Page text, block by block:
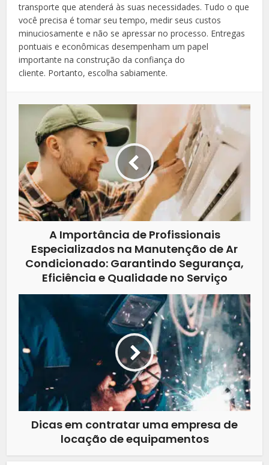
transporte que atenderá às suas necessidades. Tudo o que
você precisa é tomar seu tempo, medir seus custos
minuciosamente e não se apressar no processo. Entregas
pontuais e econômicas desempenham um papel
importante na construção da confiança do
cliente. Portanto, escolha sabiamente.
A Importância de Profissionais
Especializados na Manutenção de Ar
Condicionado: Garantindo Segurança,
Eficiência e Qualidade no Serviço
Dicas em contratar uma empresa de
locação de equipamentos